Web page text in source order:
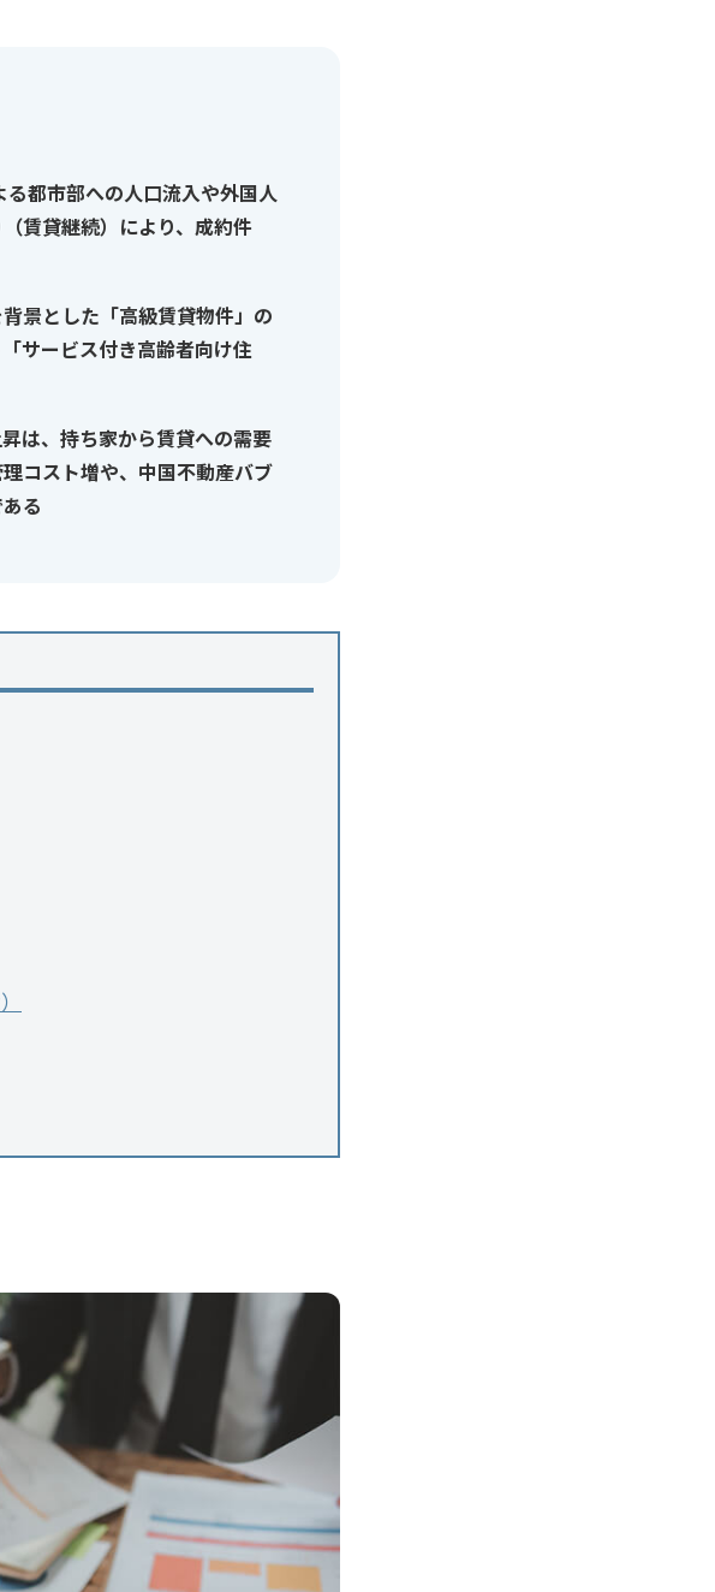
都市部への人口流入や外国人
賃貸継続）により、成約件
景とした「高級賃貸物件」の
サービス付き高齢者向け住
は、持ち家から賃貸への需要
コスト増や、中国不動産バブ
る